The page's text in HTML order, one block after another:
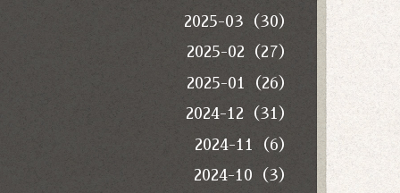
2025-03（30）
2025-02（27）
2025-01（26）
2024-12（31）
2024-11（6）
2024-10（3）